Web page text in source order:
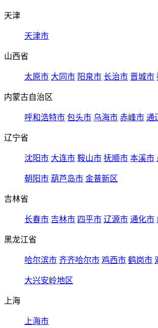
天津
天津市
山西省
太原市 大同市 阳泉市 长治市 晋城市
内蒙古自治区
呼和浩特市 包头市 乌海市 赤峰市 通
辽宁省
沈阳市 大连市 鞍山市 抚顺市 本溪市
朝阳市 葫芦岛市 金普新区
吉林省
长春市 吉林市 四平市 辽源市 通化市
黑龙江省
哈尔滨市 齐齐哈尔市 鸡西市 鹤岗市
大兴安岭地区
上海
上海市